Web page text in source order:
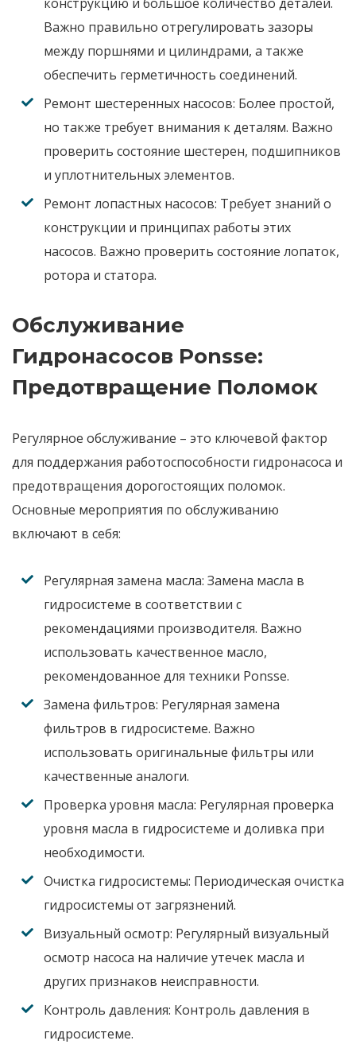
Важно правильно отрегулировать зазоры
между поршнями и цилиндрами, а также
обеспечить герметичность соединений.
Ремонт шестеренных насосов: Более простой,
но также требует внимания к деталям. Важно
проверить состояние шестерен, подшипников
и уплотнительных элементов.
Ремонт лопастных насосов: Требует знаний о
конструкции и принципах работы этих
насосов. Важно проверить состояние лопаток,
ротора и статора.
Обслуживание
Гидронасосов Ponsse:
Предотвращение Поломок
Регулярное обслуживание – это ключевой фактор
для поддержания работоспособности гидронасоса и
предотвращения дорогостоящих поломок.
Основные мероприятия по обслуживанию
включают в себя:
Регулярная замена масла: Замена масла в
гидросистеме в соответствии с
рекомендациями производителя. Важно
использовать качественное масло,
рекомендованное для техники Ponsse.
Замена фильтров: Регулярная замена
фильтров в гидросистеме. Важно
использовать оригинальные фильтры или
качественные аналоги.
Проверка уровня масла: Регулярная проверка
уровня масла в гидросистеме и доливка при
необходимости.
Очистка гидросистемы: Периодическая очистка
гидросистемы от загрязнений.
Визуальный осмотр: Регулярный визуальный
осмотр насоса на наличие утечек масла и
других признаков неисправности.
Контроль давления: Контроль давления в
гидросистеме.